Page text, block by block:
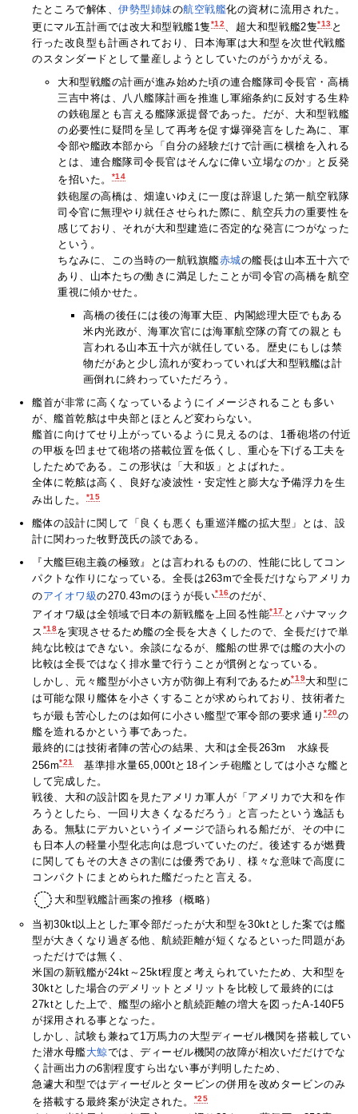
たところで解体、伊勢型姉妹の航空戦艦化の資材に流用された。
更にマル五計画では改大和型戦艦1隻*12、超大和型戦艦2隻*13と
行った改良型も計画されており、日本海軍は大和型を次世代戦艦
のスタンダードとして量産しようとしていたのがうかがえる。
大和型戦艦の計画が進み始めた頃の連合艦隊司令長官・高橋
三吉中将は、八八艦隊計画を推進し軍縮条約に反対する生粋
の鉄砲屋とも言える艦隊派提督であった。だが、大和型戦艦
の必要性に疑問を呈して再考を促す爆弾発言をした為に、軍
令部や艦政本部から「自分の経験だけで計画に横槍を入れる
とは、連合艦隊司令長官はそんなに偉い立場なのか」と反発
を招いた。
*14
鉄砲屋の高橋は、畑違いゆえに一度は辞退した第一航空戦隊
司令官に無理やり就任させられた際に、航空兵力の重要性を
感じており、それが大和型建造に否定的な発言につがなった
という。
ちなみに、この当時の一航戦旗艦赤城の艦長は山本五十六で
あり、山本たちの働きに満足したことが司令官の高橋を航空
重視に傾かせた。
高橋の後任には後の海軍大臣、内閣総理大臣でもある
米内光政が、海軍次官には海軍航空隊の育ての親とも
言われる山本五十六が就任している。歴史にもしは禁
物だがあと少し流れが変わっていれば大和型戦艦は計
画倒れに終わっていただろう。
艦首が非常に高くなっているようにイメージされることも多い
が、艦首乾舷は中央部とほとんど変わらない。
艦首に向けてせり上がっているように見えるのは、1番砲塔の付近
の甲板を凹ませて砲塔の搭載位置を低くし、重心を下げる工夫を
したためである。この形状は「大和坂」とよばれた。
全体に乾舷は高く、良好な凌波性・安定性と膨大な予備浮力を生
み出した。
*15
艦体の設計に関して「良くも悪くも重巡洋艦の拡大型」とは、設
計に関わった牧野茂氏の談である。
『大艦巨砲主義の極致』とは言われるものの、性能に比してコン
パクトな作りになっている。全長は263mで全長だけならアメリカ
のアイオワ級の270.43mのほうが長い*16のだが、
アイオワ級は全領域で日本の新戦艦を上回る性能*17 とパナマック
ス*18を実現させるため艦の全長を大きくしたので、全長だけで単
純な比較はできない。余談になるが、艦船の世界では艦の大小の
比較は全長ではなく排水量で行うことが慣例となっている。
しかし、元々艦型が小さい方が防御上有利であるため*19大和型に
は可能な限り艦体を小さくすることが求められており、技術者た
ちが最も苦心したのは如何に小さい艦型で軍令部の要求通り*20の
艦を造れるかという事であった。
最終的には技術者陣の苦心の結果、大和は全長263m 水線長
256m*21 基準排水量65,000tと18インチ砲艦としては小さな艦と
して完成した。
戦後、大和の設計図を見たアメリカ軍人が「アメリカで大和を作
ろうとしたら、一回り大きくなるだろう」と言ったという逸話も
ある。無駄にデカいというイメージで語られる船だが、その中に
も日本人の軽量小型化志向は息づいていたのだ。後述するが燃費
に関してもその大きさの割には優秀であり、様々な意味で高度に
コンパクトにまとめられた艦だったと言える。
大和型戦艦計画案の推移（概略）
当初30kt以上とした軍令部だったが大和型を30ktとした案では艦
型が大きくなり過ぎる他、航続距離が短くなるといった問題があ
っただけでは無く、
米国の新戦艦が24kt～25kt程度と考えられていたため、大和型を
30ktとした場合のデメリットとメリットを比較して最終的には
27ktとした上で、艦型の縮小と航続距離の増大を図ったA-140F5
が採用される事となった。
しかし、試験も兼ねて1万馬力の大型ディーゼル機関を搭載してい
た潜水母艦大鯨では、ディーゼル機関の故障が相次いだだけでな
く計画出力の6割程度すら出ない事が判明したため、
急遽大和型ではディーゼルとタービンの併用を改めタービンのみ
を搭載する最終案が決定された。
*25